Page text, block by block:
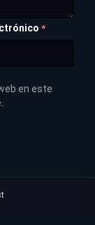
*
en este